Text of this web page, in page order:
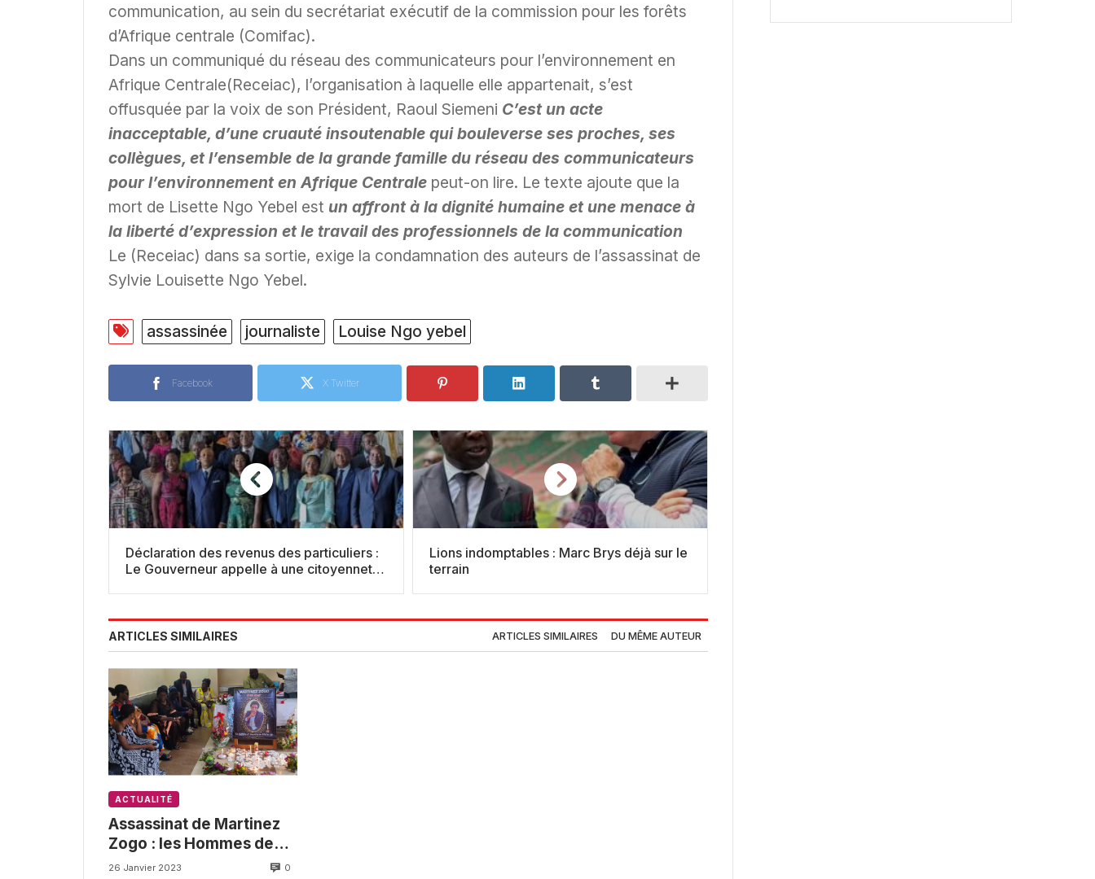
communication, au sein du secrétariat exécutif de la commission pour les forêts
d’Afrique centrale (Comifac).
Dans un communiqué du réseau des communicateurs pour l’environnement en
Afrique Centrale(Receiac), l’organisation à laquelle elle appartenait, s’est
offusquée par la voix de son Président, Raoul Siemeni C’est un acte
inacceptable, d’une cruauté insoutenable qui bouleverse ses proches, ses
collègues, et l’ensemble de la grande famille du réseau des communicateurs
pour l’environnement en Afrique Centrale peut-on lire. Le texte ajoute que la
mort de Lisette Ngo Yebel est un affront à la dignité humaine et une menace à
la liberté d’expression et le travail des professionnels de la communication
Le (Receiac) dans sa sortie, exige la condamnation des auteurs de l’assassinat de
Sylvie Louisette Ngo Yebel.
assassinée journaliste Louise Ngo yebel
Facebook X Twitter
Déclaration des revenus des particuliers :
Le Gouverneur appelle à une citoyenneté
Lions indomptables : Marc Brys déjà sur le
terrain
ARTICLES SIMILAIRES ARTICLES SIMILAIRES DU MÊME AUTEUR
ACTUALITÉ
Assassinat de Martinez
Zogo : les Hommes de
médias réclament justice
26 Janvier 2023 0